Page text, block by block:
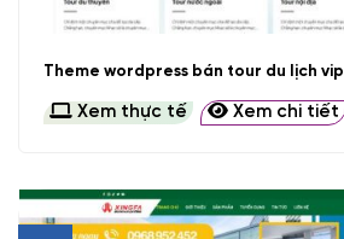
Theme wordpress bán tour du lịch vip
Xem thực tế Xem chi tiết